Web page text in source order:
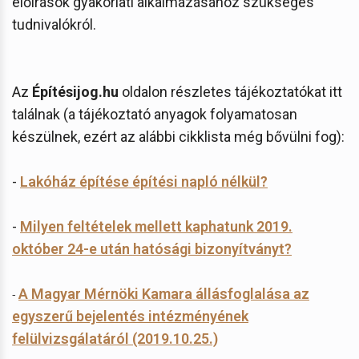
tudnivalókról.
Az Építésijog.hu oldalon részletes tájékoztatókat itt
találnak (a tájékoztató anyagok folyamatosan
készülnek, ezért az alábbi cikklista még bővülni fog):
- Lakóház építése építési napló nélkül?
- Milyen feltételek mellett kaphatunk 2019.
október 24-e után hatósági bizonyítványt?
- A Magyar Mérnöki Kamara állásfoglalása az
egyszerű bejelentés intézményének
felülvizsgálatáról (2019.10.25.)